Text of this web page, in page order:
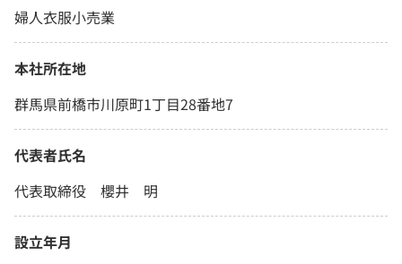
婦人衣服小売業
本社所在地
群馬県前橋市川原町1丁目28番地7
代表者氏名
代表取締役 櫻井 明
設立年月